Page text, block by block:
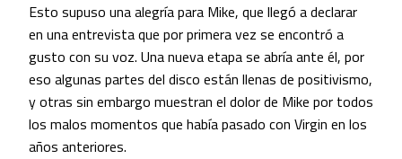
Esto supuso una alegría para Mike, que llegó a declarar
en una entrevista que por primera vez se encontró a
gusto con su voz. Una nueva etapa se abría ante él, por
eso algunas partes del disco están llenas de positivismo,
y otras sin embargo muestran el dolor de Mike por todos
los malos momentos que había pasado con Virgin en los
años anteriores.